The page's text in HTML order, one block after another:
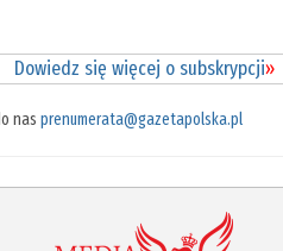
Dowiedz się więcej o subskrypcji»
nasprenumerata@gazetapolska.pl